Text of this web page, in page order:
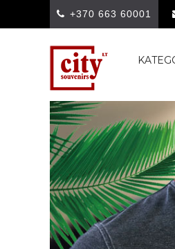
+370 663 60001